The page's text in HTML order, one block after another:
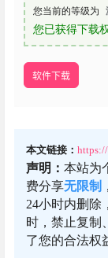
您当前的等级为
您已获得下载
软件下载
本文链接：
声明： 本站为
费分享无限制 ，
24小时内删除
时，禁止复制
了您的合法权